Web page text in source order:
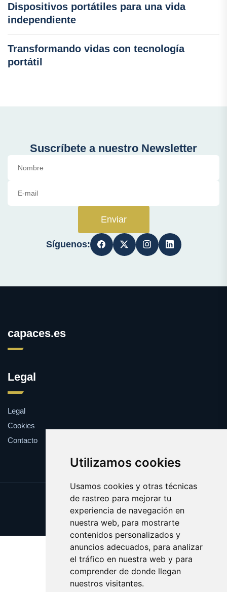
Utilizamos cookies
Usamos cookies y otras técnicas
de rastreo para mejorar tu
experiencia de navegación en
nuestra web, para mostrarte
contenidos personalizados y
anuncios adecuados, para analizar
el tráfico en nuestra web y para
comprender de donde llegan
nuestros visitantes.
Dispositivos portátiles para una vida
independiente
Transformando vidas con tecnología
portátil
Suscríbete a nuestro Newsletter
Enviar
Síguenos:
capaces.es
Legal
Legal
Cookies
Contacto
Update cookies preferences
Copyright © 2025 capaces.es